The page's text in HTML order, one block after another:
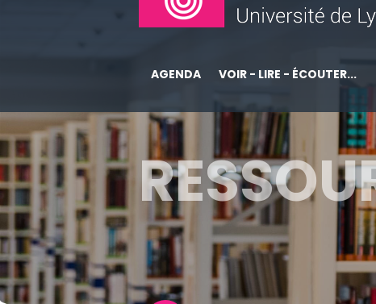
AGENDA VOIR - LIRE - ÉCOUTER...